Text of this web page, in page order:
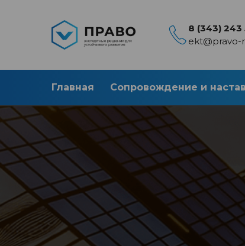
8 (343) 243
ekt@pravo-
Главная Сопровождение и